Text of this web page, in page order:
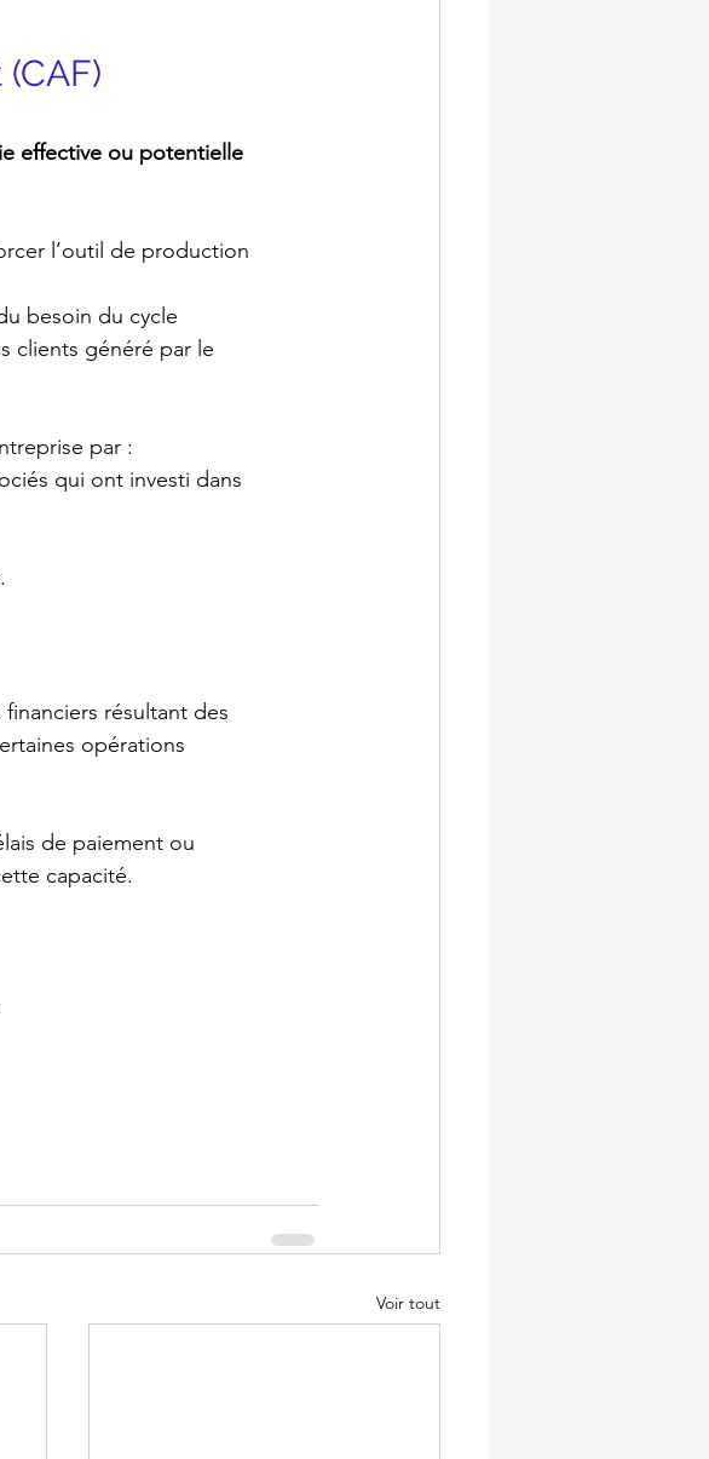
effective ou potentielle
l’outil de production
besoin du cycle
clients généré par le
par :
qui ont investi dans
résultant des
opérations
de paiement ou
capacité.
Voir tout